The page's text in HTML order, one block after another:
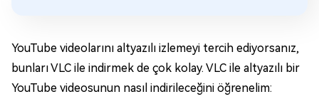
YouTube videolarını altyazılı izlemeyi tercih ediyorsanız,
bunları VLC ile indirmek de çok kolay. VLC ile altyazılı bir
YouTube videosunun nasıl indirileceğini öğrenelim: